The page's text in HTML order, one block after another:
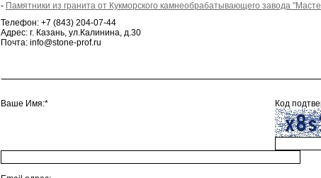
- Памятники из гранита от Кукморского камнеобрабатывающего завода
Телефон: +7 (843) 204-07-44
Адрес: г. Казань, ул.Калинина, д.30
Почта: info@stone-prof.ru
Код
Ваше Имя:*